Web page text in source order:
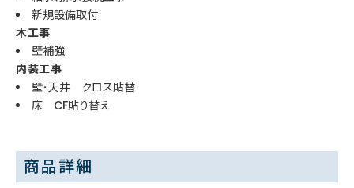
新規設備取付
木工事
壁補強
内装工事
壁・天井 クロス貼替
床 CF貼り替え
商品詳細